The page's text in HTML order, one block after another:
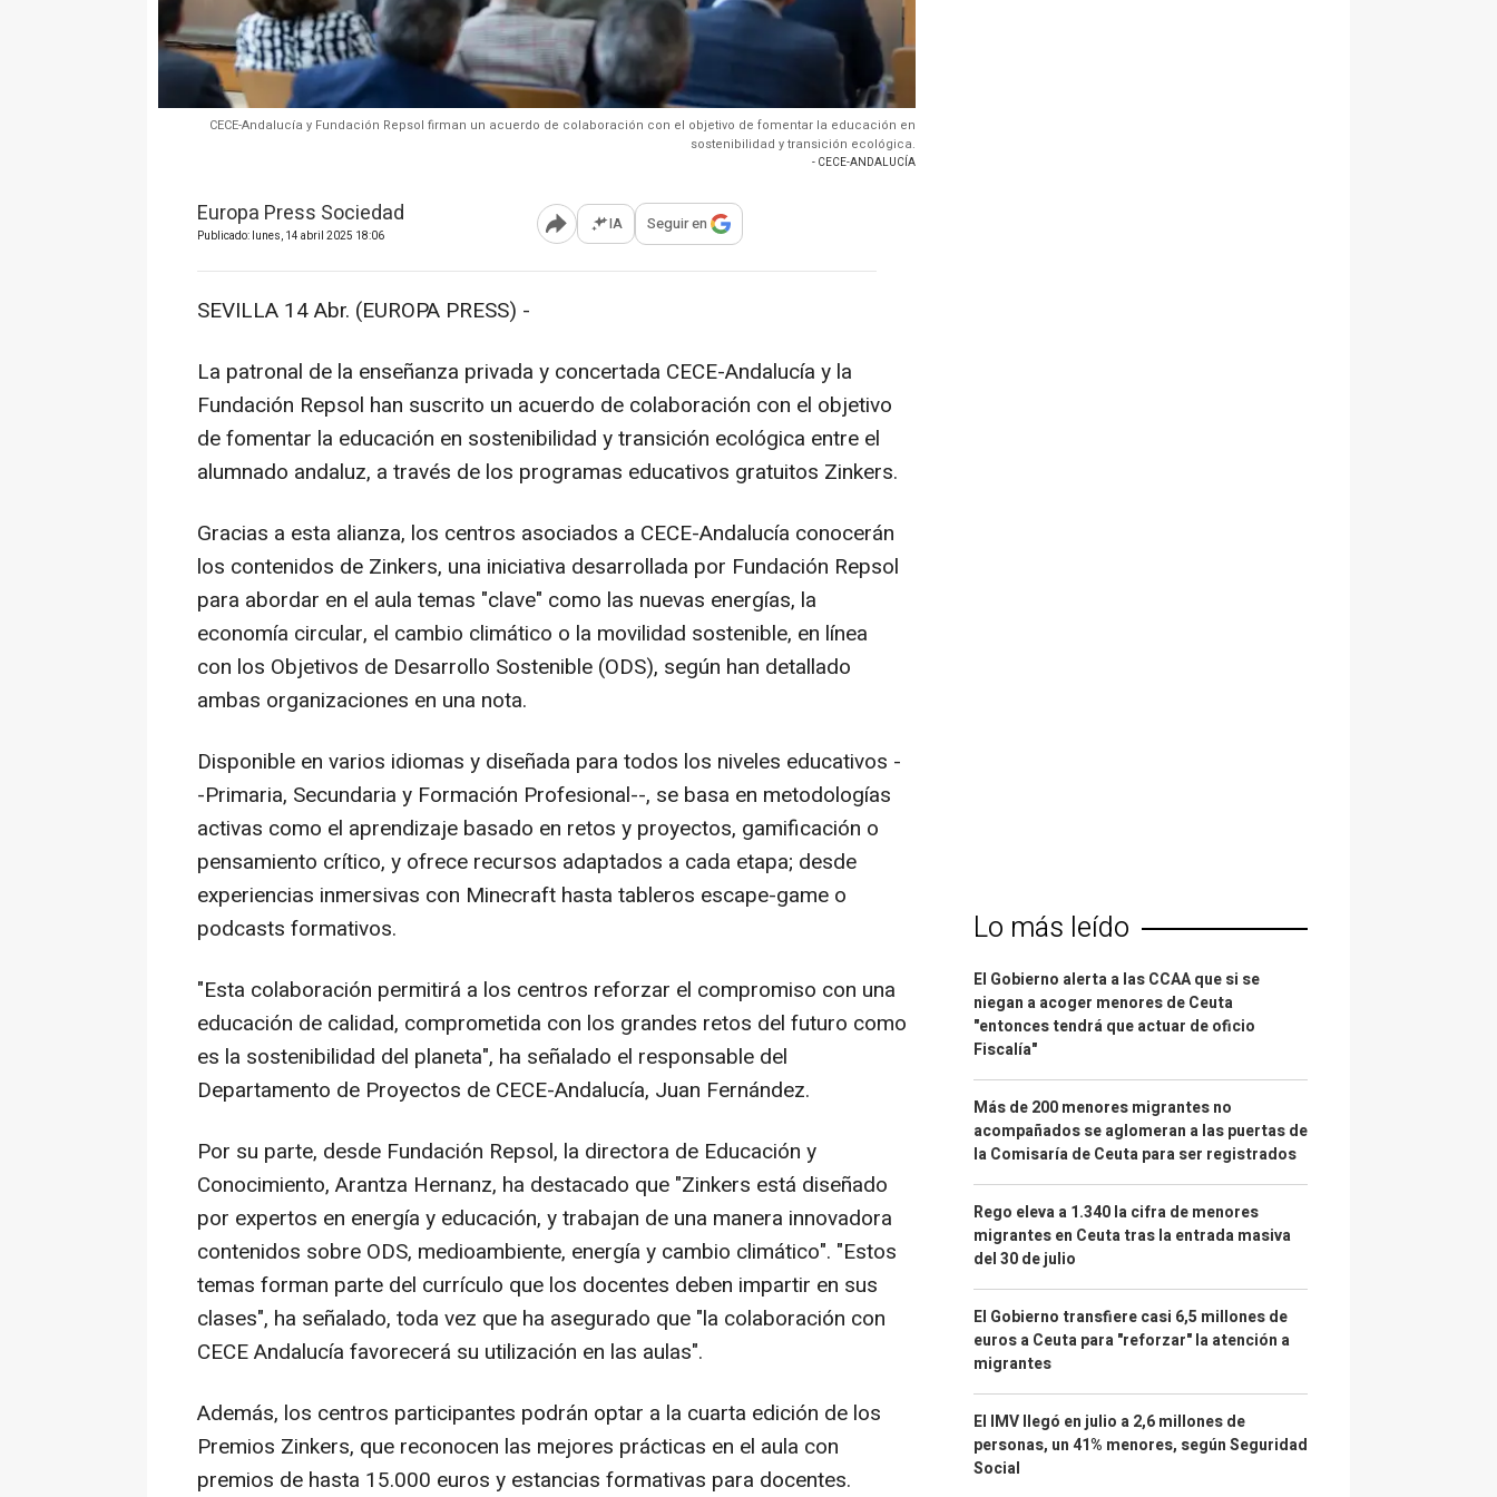
CECE-Andalucía y Fundación Repsol firman un acuerdo de colaboración con el objetivo de fomentar la educación en
sostenibilidad y transición ecológica.
- CECE-ANDALUCÍA
Europa Press Sociedad
Publicado: lunes, 14 abril 2025 18:06 Abrir opciones para compartir
IA Seguir en
SEVILLA 14 Abr. (EUROPA PRESS) -
La patronal de la enseñanza privada y concertada CECE-Andalucía y la
Fundación Repsol han suscrito un acuerdo de colaboración con el objetivo
de fomentar la educación en sostenibilidad y transición ecológica entre el
alumnado andaluz, a través de los programas educativos gratuitos Zinkers.
Gracias a esta alianza, los centros asociados a CECE-Andalucía conocerán
los contenidos de Zinkers, una iniciativa desarrollada por Fundación Repsol
para abordar en el aula temas "clave" como las nuevas energías, la
economía circular, el cambio climático o la movilidad sostenible, en línea
con los Objetivos de Desarrollo Sostenible (ODS), según han detallado
ambas organizaciones en una nota.
Disponible en varios idiomas y diseñada para todos los niveles educativos -
-Primaria, Secundaria y Formación Profesional--, se basa en metodologías
activas como el aprendizaje basado en retos y proyectos, gamificación o
pensamiento crítico, y ofrece recursos adaptados a cada etapa; desde
experiencias inmersivas con Minecraft hasta tableros escape-game o
podcasts formativos.
"Esta colaboración permitirá a los centros reforzar el compromiso con una
educación de calidad, comprometida con los grandes retos del futuro como
es la sostenibilidad del planeta", ha señalado el responsable del
Departamento de Proyectos de CECE-Andalucía, Juan Fernández.
Por su parte, desde Fundación Repsol, la directora de Educación y
Conocimiento, Arantza Hernanz, ha destacado que "Zinkers está diseñado
por expertos en energía y educación, y trabajan de una manera innovadora
contenidos sobre ODS, medioambiente, energía y cambio climático". "Estos
temas forman parte del currículo que los docentes deben impartir en sus
clases", ha señalado, toda vez que ha asegurado que "la colaboración con
CECE Andalucía favorecerá su utilización en las aulas".
Además, los centros participantes podrán optar a la cuarta edición de los
Premios Zinkers, que reconocen las mejores prácticas en el aula con
premios de hasta 15.000 euros y estancias formativas para docentes.
Lo más leído
El Gobierno alerta a las CCAA que si se
niegan a acoger menores de Ceuta
"entonces tendrá que actuar de oficio
Fiscalía"
Más de 200 menores migrantes no
acompañados se aglomeran a las puertas de
la Comisaría de Ceuta para ser registrados
Rego eleva a 1.340 la cifra de menores
migrantes en Ceuta tras la entrada masiva
del 30 de julio
El Gobierno transfiere casi 6,5 millones de
euros a Ceuta para "reforzar" la atención a
migrantes
El IMV llegó en julio a 2,6 millones de
personas, un 41% menores, según Seguridad
Social